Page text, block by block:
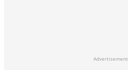
Advertisement